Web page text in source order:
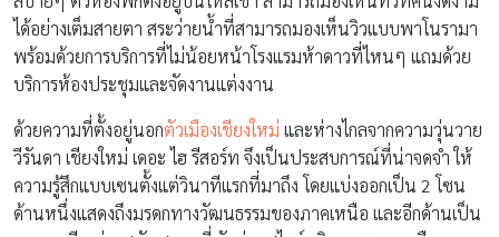
ได้อย่างเต็มสายตา สระว่ายน้ำที่สามารถมองเห็นวิวแบบพาโนรามา
พร้อมด้วยการบริการที่ไม่น้อยหน้าโรงแรมห้าดาวที่ไหนๆ แถมด้วย
บริการห้องประชุมและจัดงานแต่งงาน
ด้วยความที่ตั้งอยู่นอกตัวเมืองเชียงใหม่ และห่างไกลจากความวุ่นวาย
วีรันดา เชียงใหม่ เดอะ ไฮ รีสอร์ท จึงเป็นประสบการณ์ที่น่าจดจำ ให้
ความรู้สึกแบบเซนตั้งแต่วินาทีแรกที่มาถึง โดยแบ่งออกเป็น 2 โซน
ด้านหนึ่งแสดงถึงมรดกทางวัฒนธรรมของภาคเหนือ และอีกด้านเป็น